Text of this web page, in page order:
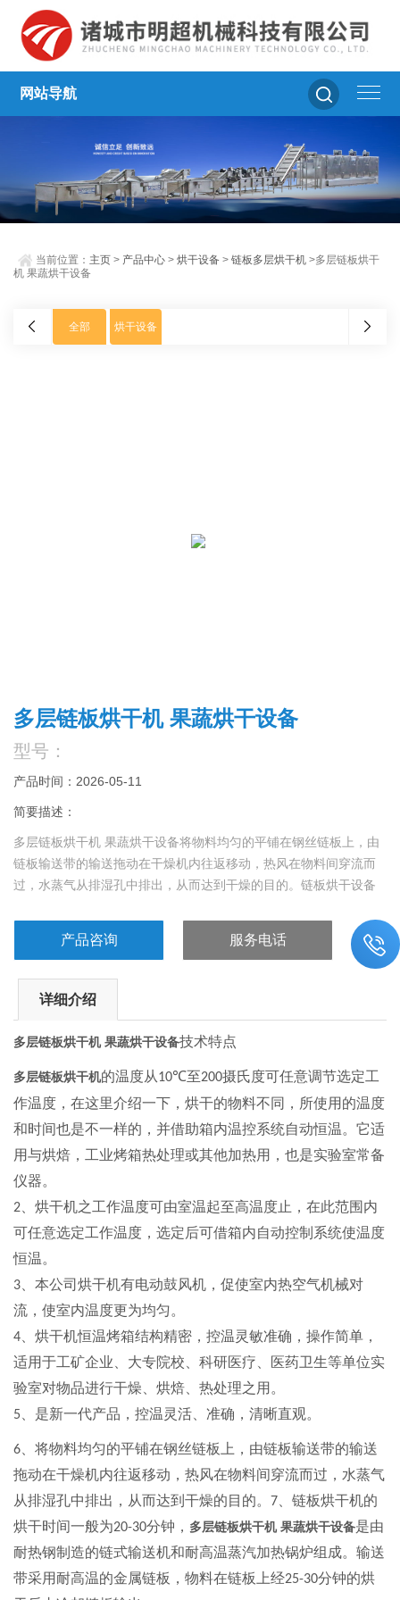
网站导航
当前位置： 主页 > 产品中心 >烘干设备 >链板多层烘干机 >多层链板烘干
机 果蔬烘干设备
全部 烘干设备
多层链板烘干机 果蔬烘干设备
型号：
产品时间：2026-05-11
简要描述：
多层链板烘干机 果蔬烘干设备将物料均匀的平铺在钢丝链板上，由
链板输送带的输送拖动在干燥机内往返移动，热风在物料间穿流而
过，水蒸气从排湿孔中排出，从而达到干燥的目的。链板烘干设备
链式输送机和耐高温蒸汽加热锅炉组成。输送带采用耐高温的金属
链板，物料在链板上经25-30分钟的烘干后由冷却链板输出。
产品咨询 服务电话
详细介绍
多层链板烘干机 果蔬烘干设备技术特点
多层链板烘干机的温度从10℃至200摄氏度可任意调节选定工
作温度，在这里介绍一下，烘干的物料不同，所使用的温度
和时间也是不一样的，并借助箱内温控系统自动恒温。它适
用与烘焙，工业烤箱热处理或其他加热用，也是实验室常备
仪器。
2 、烘干机之工作温度可由室温起至高温度止，在此范围内
可任意选定工作温度，选定后可借箱内自动控制系统使温度
恒温。
3 、本公司烘干机有电动鼓风机，促使室内热空气机械对
流，使室内温度更为均匀。
4 、烘干机恒温烤箱结构精密，控温灵敏准确，操作简单，
适用于工矿企业、大专院校、科研医疗、医药卫生等单位实
验室对物品进行干燥、烘焙、热处理之用。
5 、是新一代产品，控温灵活、准确，清晰直观。
6 、将物料均匀的平铺在钢丝链板上，由链板输送带的输送
拖动在干燥机内往返移动，热风在物料间穿流而过，水蒸气
从排湿孔中排出，从而达到干燥的目的。7 、链板烘干机的
烘干时间一般为20-30分钟， 多层链板烘干机 果蔬烘干设备是由
耐热钢制造的链式输送机和耐高温蒸汽加热锅炉组成。输送
带采用耐高温的金属链板，物料在链板上经25-30分钟的烘